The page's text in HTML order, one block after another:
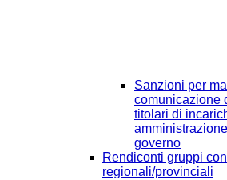
Sanzioni per
comunicazione
titolari di
governo
Rendiconti gruppi
regionali/provinciali